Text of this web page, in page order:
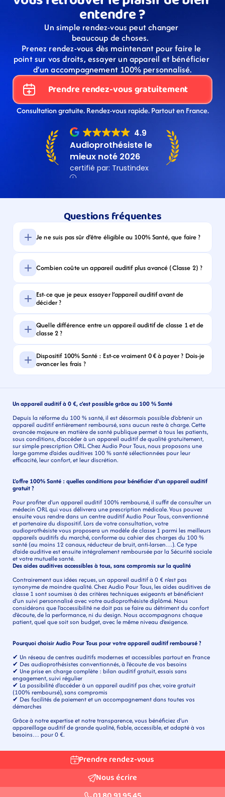
entendre ?
Un simple rendez-vous peut changer
beaucoup de choses.
Prenez rendez-vous dès maintenant pour faire le
point sur vos droits, essayer un appareil et bénéficier
d’un accompagnement 100% personnalisé.
Prendre rendez-vous gratuitement
Consultation gratuite. Rendez-vous rapide. Partout en France.
Questions fréquentes
Je ne suis pas sûr d’être éligible au 100% Santé, que faire ?
Combien coûte un appareil auditif plus avancé (Classe 2) ?
Est-ce que je peux essayer l’appareil auditif avant de
décider ?
Quelle différence entre un appareil auditif de classe 1 et de
classe 2 ?
Dispositif 100% Santé : Est-ce vraiment 0 € à payer ? Dois-je
avancer les frais ?
Un appareil auditif à 0 €, c’est possible grâce au 100 % Santé
Depuis la réforme du 100 % santé, il est désormais possible d’obtenir un
appareil auditif entièrement remboursé, sans aucun reste à charge. Cette
avancée majeure en matière de santé publique permet à tous les patients,
sous conditions, d’accéder à un appareil auditif de qualité gratuitement,
sur simple prescription ORL. Chez Audio Pour Tous, nous proposons une
large gamme d’aides auditives 100 % santé sélectionnées pour leur
efficacité, leur confort, et leur discrétion.
L’offre 100% Santé : quelles conditions pour bénéficier d’un appareil auditif
gratuit ?
Pour profiter d’un appareil auditif 100% remboursé, il suffit de consulter un
médecin ORL qui vous délivrera une prescription médicale. Vous pouvez
ensuite vous rendre dans un centre auditif Audio Pour Tous, conventionné
et partenaire du dispositif. Lors de votre consultation, votre
audioprothésiste vous proposera un modèle de classe 1 parmi les meilleurs
appareils auditifs du marché, conforme au cahier des charges du 100 %
santé (au moins 12 canaux, réducteur de bruit, anti-larsen…). Ce type
d’aide auditive est ensuite intégralement remboursée par la Sécurité sociale
et votre mutuelle santé.
Des aides auditives accessibles à tous, sans compromis sur la qualité
Contrairement aux idées reçues, un appareil auditif à 0 € n’est pas
synonyme de moindre qualité. Chez Audio Pour Tous, les aides auditives de
classe 1 sont soumises à des critères techniques exigeants et bénéficient
d’un suivi personnalisé avec votre audioprothésiste diplômé. Nous
considérons que l’accessibilité ne doit pas se faire au détriment du confort
d’écoute, de la performance, ni du design. Nous accompagnons chaque
patient, quel que soit son budget, avec le même niveau d’exigence.
Pourquoi choisir Audio Pour Tous pour votre appareil auditif remboursé ?
✔ Un réseau de centres auditifs modernes et accessibles partout en France
✔ Des audioprothésistes conventionnés, à l’écoute de vos besoins
✔ Une prise en charge complète : bilan auditif gratuit, essais sans
engagement, suivi régulier
✔ La possibilité d’accéder à un appareil auditif pas cher, voire gratuit
(100% remboursé), sans compromis
✔ Des facilités de paiement et un accompagnement dans toutes vos
démarches
Grâce à notre expertise et notre transparence, vous bénéficiez d’un
appareillage auditif de grande qualité, fiable, accessible, et adapté à vos
besoins… pour 0 €.
Prendre rendez-vous
Nous écrire